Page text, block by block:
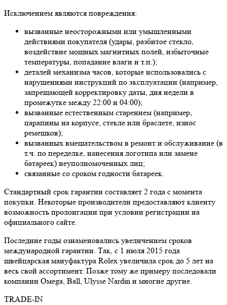
Исключением являются повреждения:
вызванные неосторожными или умышленными
действиями покупателя (удары, разбитое стекло,
воздействие мощных магнитных полей, избыточные
температуры, попадание влаги и т.п.);
деталей механизма часов, которые использовались с
нарушениями инструкций по эксплуатации (например,
запрещающей корректировку даты, дня недели в
промежутке между 22:00 и 04:00);
вызванные естественным старением (например,
царапины на корпусе, стекле или браслете, износ
ремешков);
вызванных вмешательством в ремонт и обслуживание (в
т.ч. по переделке, нанесения логотипа или замене
батареек) неуполномоченных лиц;
связанные со сроком годности батареек.
Стандартный срок гарантии составляет 2 года с момента
покупки. Некоторые производители предоставляют клиенту
возможность пролонгации при условии регистрации на
официального сайте.
Последние годы ознаменовались увеличением сроков
международной гарантии. Так, с 1 июля 2015 года
швейцарская мануфактура Rolex увеличила срок до 5 лет на
весь свой ассортимент. Позже тому же примеру последовали
компании Oмеga, Ball, Ulysse Nardin и многие другие.
TRADE-IN